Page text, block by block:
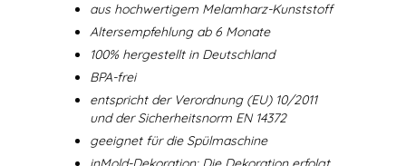
aus hochwertigem Melamharz-Kunststoff
Altersempfehlung ab 6 Monate
100% hergestellt in Deutschland
BPA-frei
entspricht der Verordnung (EU) 10/2011
und der Sicherheitsnorm EN 14372
geeignet für die Spülmaschine